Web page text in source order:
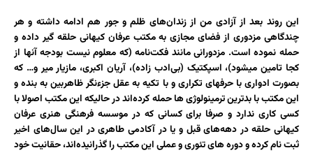
این روند بعد از آزادی من از زندان‌های ظلم و جور هم ادامه داشته و هر
چندگاهی مزدوری از فضای مجازی به مکتب عرفان کیهانی حلقه گیر داده و
حمله نموده است. مزدورانی مانند فکت‌نامه (که معلوم نیست بودجه آنها از
کجا تامین میشود)، اسپکتیک (بی‌ادب زاده)، آریان اکبری، مازیار میر و… که
بصورت ادواری با حرفهای تکراری و با تکیه به عقل جزءنگر ظاهربین به بنده و
این مکتب با بدترین ترمینولوژی ها حمله کرده‌اند در حالیکه این مکتب اصولا با
کسی کاری ندارد و صرفا برای کسانی که در موسسه فرهنگی هنری عرفان
کیهانی حلقه در دهه‌های قبل و یا در آکادمی طاهری در این سال‌های اخیر
ثبت نام کرده و دوره های تئوری و عملی این مکتب را گذرانیده‌اند، حقانیت خود